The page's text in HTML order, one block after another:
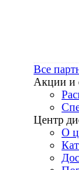
Все
Акции и
Центр
О